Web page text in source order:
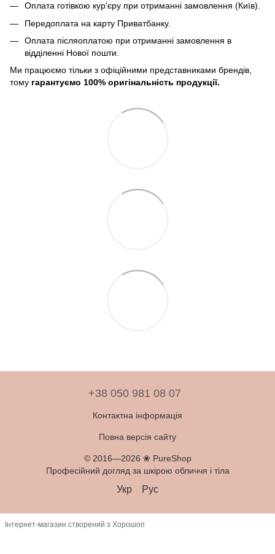
Оплата готівкою кур'єру при отриманні замовлення (Київ).
Передоплата на карту Приватбанку.
Оплата післяоплатою при отриманні замовлення в
відділенні Нової пошти.
Ми працюємо тільки з офіційними представниками брендів,
тому гарантуємо 100% оригінальність продукції.
+38 050 981 08 07
Контактна інформація
Повна версія сайту
© 2016—2026 ❀ PureShop
Професійний догляд за шкірою обличчя і тіла
Укр Рус
Інтернет-магазин створений з Хорошоп